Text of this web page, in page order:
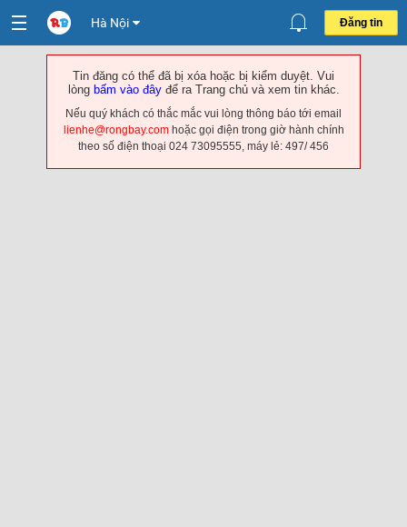
Hà Nội Đăng tin
Tin đăng có thể đã bị xóa hoặc bị kiểm duyệt. Vui
lòng bấm vào đâyđể ra Trang chủ và xem tin khác.
Nếu quý khách có thắc mắc vui lòng thông báo tới email
lienhe@rongbay.comhoặc gọi điện trong giờ hành chính
theo số điện thoại 024 73095555, máy lẻ: 497/ 456